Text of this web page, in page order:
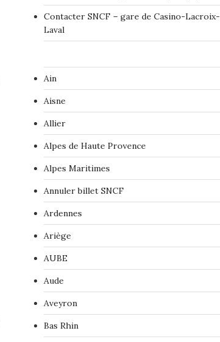
Contacter SNCF – gare de Casino-Lacroix-
Laval
Ain
Aisne
Allier
Alpes de Haute Provence
Alpes Maritimes
Annuler billet SNCF
Ardennes
Ariège
AUBE
Aude
Aveyron
Bas Rhin